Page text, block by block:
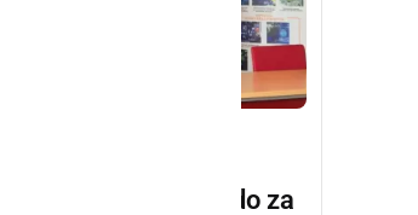
prejel nagrado za